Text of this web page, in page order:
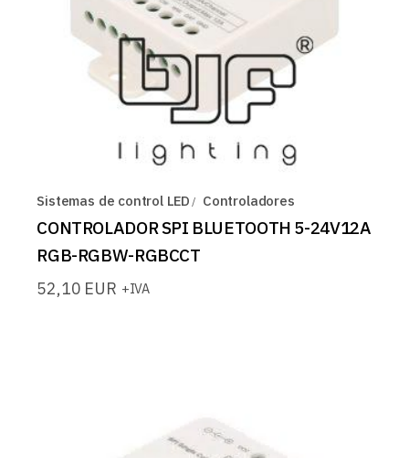
Sistemas de control LED Controladores
CONTROLADOR SPI BLUETOOTH 5-24V12A
RGB-RGBW-RGBCCT
52,10 EUR +IVA